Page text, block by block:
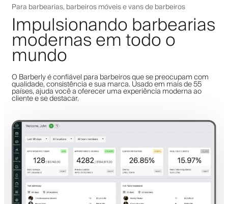
Para barbearias, barbeiros móveis e vans de barbeiros
Impulsionando barbearias
modernas em todo o
mundo
O Barberly é confiável para barbeiros que se preocupam com
qualidade, consistência e sua marca. Usado em mais de 55
países, ajuda você a oferecer uma experiência moderna ao
cliente e se destacar.